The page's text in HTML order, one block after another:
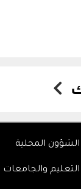
الشؤون المحلية
التعليم والجامعات